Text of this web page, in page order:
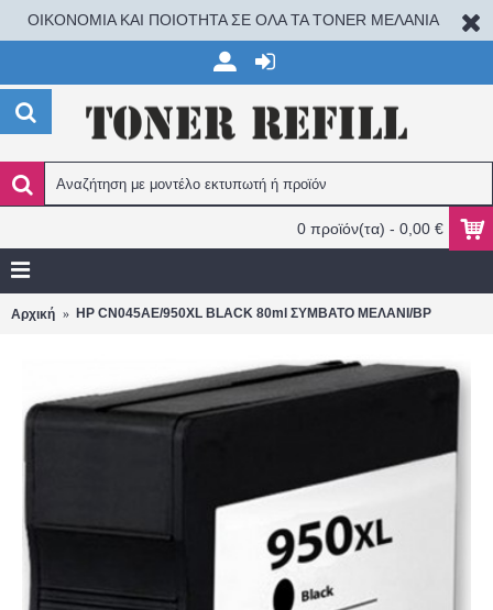
ΟΙΚΟΝΟΜΙΑ ΚΑΙ ΠΟΙΟΤΗΤΑ ΣΕ ΟΛΑ ΤΑ TONER ΜΕΛΑΝΙΑ
0 προϊόν(τα) - 0,00 €
Αρχική HP CN045AE/950XL BLACK 80ml ΣΥΜΒΑΤΟ ΜΕΛΑΝΙ/BP